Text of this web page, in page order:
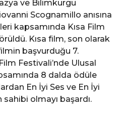
ve Bilimkurgu
Scognamillo anısına
kapsamında Kısa Film
Kısa film, son olarak
başvurduğu 7.
Festivali’nde Ulusal
8 dalda ödüle
En İyi Ses ve En İyi
olmayı başardı.